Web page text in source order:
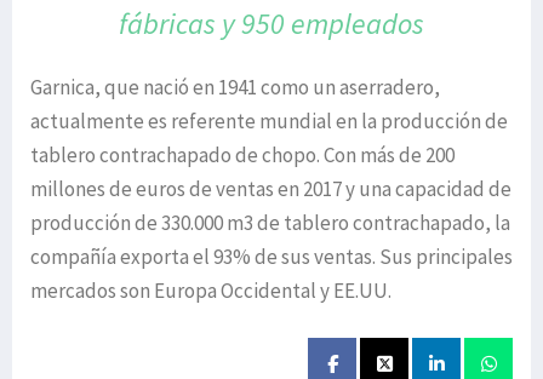
fábricas y 950 empleados
Garnica, que nació en 1941 como un aserradero,
actualmente es referente mundial en la producción de
tablero contrachapado de chopo. Con más de 200
millones de euros de ventas en 2017 y una capacidad de
producción de 330.000 m3 de tablero contrachapado, la
compañía exporta el 93% de sus ventas. Sus principales
mercados son Europa Occidental y EE.UU.